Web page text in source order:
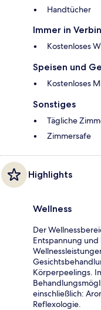
Handtücher
Immer in
Kostenloses
Speisen und
Kostenloses
Sonstiges
Tägliche
Zimmersafe
Highlights
Wellness
Der
Entspannung
Körperpeelings.
einschließlich:
Reflexologie.